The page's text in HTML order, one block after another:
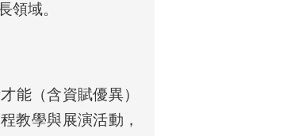
領域。
能（含資賦優異）
教學與展演活動，